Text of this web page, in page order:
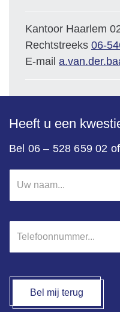
Kantoor Haarlem
Rechtstreeks 06-
E-mail
Heeft u een
Bel 06 – 528 659 02
Bel mij terug